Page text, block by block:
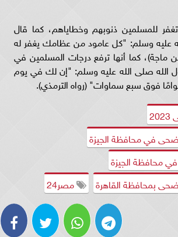
تغفر للمسلمين ذنوبهم وخطاياهم، كما قال
عليه وسلم: "كل عامود من عظامك يغفر له
ماجة)، كما أنها ترفع درجات المسلمين في
الله صلى الله عليه وسلم: "إن لك في يوم
فوق سبع سماوات" (رواه الترمذي).
في محافظة الجيزة
محافظة الجيزة
بمحافظة القاهرة
مصر24